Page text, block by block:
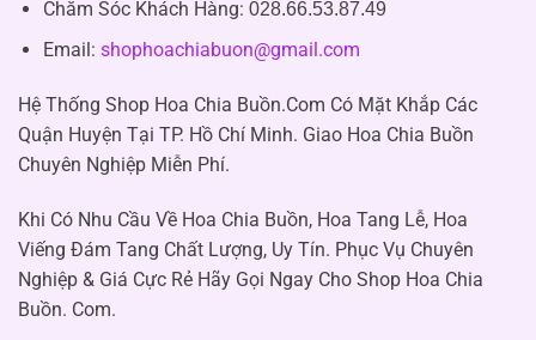
Chăm Sóc Khách Hàng: 028.66.53.87.49
Email: shophoachiabuon@gmail.com
Hệ Thống Shop Hoa Chia Buồn.Com Có Mặt Khắp Các
Quận Huyện Tại TP. Hồ Chí Minh. Giao Hoa Chia Buồn
Chuyên Nghiệp Miễn Phí.
Khi Có Nhu Cầu Về Hoa Chia Buồn, Hoa Tang Lễ, Hoa
Viếng Đám Tang Chất Lượng, Uy Tín. Phục Vụ Chuyên
Nghiệp & Giá Cực Rẻ Hãy Gọi Ngay Cho Shop Hoa Chia
Buồn. Com.